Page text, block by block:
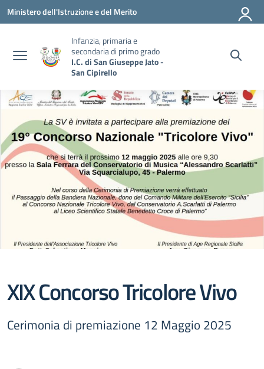
Vai ai contenuti
Vai al menu di navigazione
Vai al footer
Ministero dell'Istruzione e del Merito
Infanzia, primaria e
secondaria di primo grado
I.C. di San Giuseppe Jato -
San Cipirello
XIX Concorso Tricolore Vivo
Cerimonia di premiazione 12 Maggio 2025